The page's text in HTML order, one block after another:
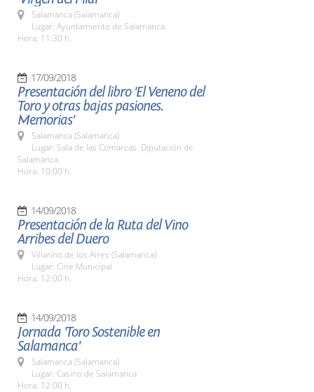
Salamanca (Salamanca)
Lugar: Ayuntamiento de Salamanca
Hora: 11:30 h.
17/09/2018
Presentación del libro 'El Veneno del
Toro y otras bajas pasiones.
Memorias'
Salamanca (Salamanca)
Lugar: Sala de las Comarcas. Diputación de
Salamanca
Hora: 10:00 h.
14/09/2018
Presentación de la Ruta del Vino
Arribes del Duero
Villarino de los Aires (Salamanca)
Lugar: Cine Municipal
Hora: 12:00 h.
14/09/2018
Jornada 'Toro Sostenible en
Salamanca'
Salamanca (Salamanca)
Lugar: Casino de Salamanca
Hora: 12:00 h.